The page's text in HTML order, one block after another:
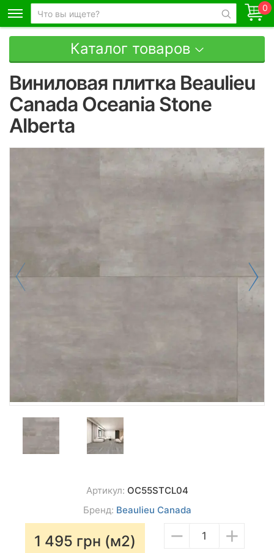
0
Каталог товаров
Виниловая плитка Beaulieu
Canada Oceania Stone
Alberta
Артикул: OC55STCL04
Бренд: Beaulieu Canada
1 495 грн (м2) − +